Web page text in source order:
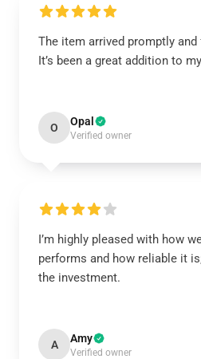
The item arrived promptly
It’s been a great addition to
O Opal
Verified owner
I’m highly pleased with how
performs and how reliable it
the investment.
A Amy
Verified owner